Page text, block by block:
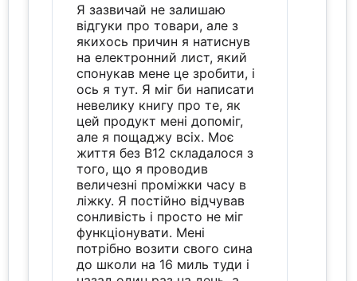
Я зазвичай не залишаю
відгуки про товари, але з
якихось причин я натиснув
на електронний лист, який
спонукав мене це зробити, і
ось я тут. Я міг би написати
невелику книгу про те, як
цей продукт мені допоміг,
але я пощаджу всіх. Моє
життя без B12 складалося з
того, що я проводив
величезні проміжки часу в
ліжку. Я постійно відчував
сонливість і просто не міг
функціонувати. Мені
потрібно возити свого сина
до школи на 16 миль туди і